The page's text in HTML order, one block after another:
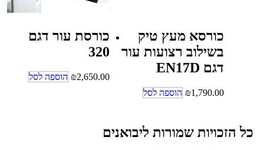
כורסא מעץ טיק
בשילוב רצועות עור
דגם EN17D
₪ 1,790.00 הוספה לסל
כורסת עור דגם
320
₪2,650.00 הוספה לסל
כל הזכויות שמורות ליבואנים